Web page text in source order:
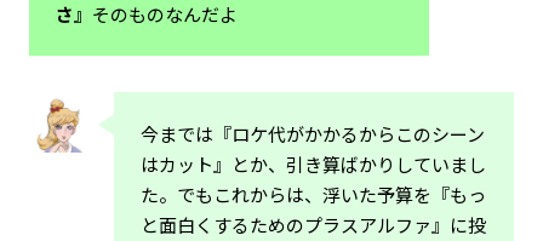
さ』 そのものなんだよ
今までは『ロケ代がかかるからこのシーン
はカット』とか、引き算ばかりしていまし
た。でもこれからは、浮いた予算を『もっ
と面白くするためのプラスアルファ』に投